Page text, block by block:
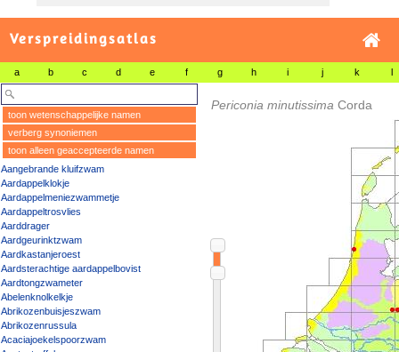
Verspreidingsatlas
a b c d e f g h i j k l
toon wetenschappelijke namen
verberg synoniemen
toon alleen geaccepteerde namen
Aangebrande kluifzwam
Aardappelklokje
Aardappelmeniezwammetje
Aardappeltrosvlies
Aarddrager
Aardgeurinktzwam
Aardkastanjeroest
Aardsterachtige aardappelbovist
Aardtongzwameter
Abelenknolkelkje
Abrikozenbuisjeszwam
Abrikozenrussula
Acaciajoekelspoorzwam
Periconia minutissima Corda